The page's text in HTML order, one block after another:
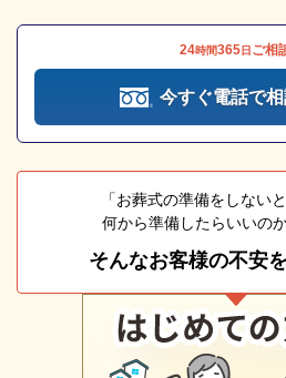
24時間365日 ご相
今すぐ電話で
「お葬式の準備をしない
何から準備したらいいの
そんなお客様の不安を